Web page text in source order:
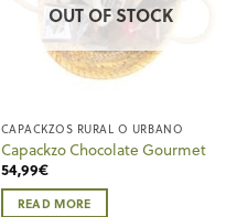
OUT OF STOCK
CAPACKZOS RURAL O URBANO
Capackzo Chocolate Gourmet
54,99€
READ MORE